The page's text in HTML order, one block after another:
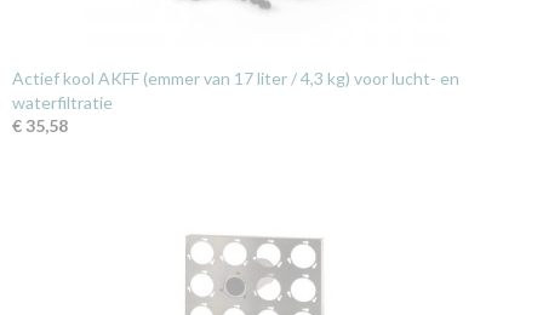
Actief kool AKFF (emmer van 17 liter / 4,3 kg) voor lucht- en
waterfiltratie
€ 35,58